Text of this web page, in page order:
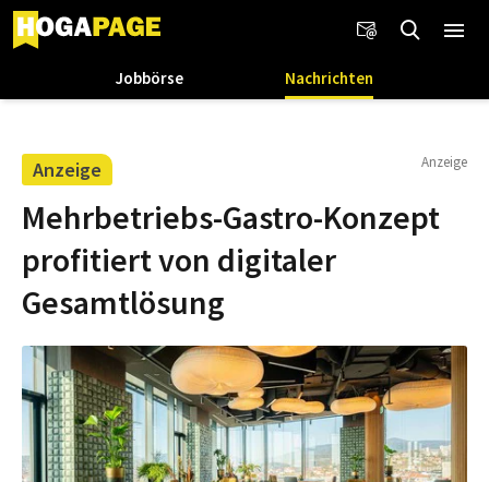
Jobbörse Nachrichten
Anzeige Anzeige
Mehrbetriebs-Gastro-Konzept
profitiert von digitaler
Gesamtlösung